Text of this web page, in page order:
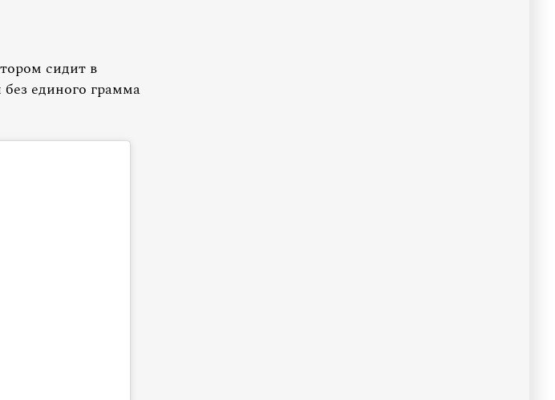
сидит в
единого грамма